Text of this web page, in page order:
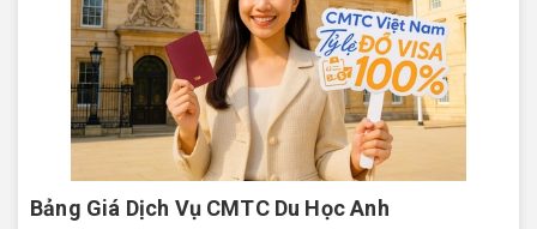
Bảng Giá Dịch Vụ CMTC Du Học Anh